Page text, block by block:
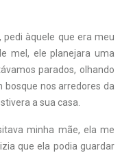
pedi àquele que era meu
mel, ele planejara uma
parados, olhando
nos arredores da
a sua casa.
minha mãe, ela me
que ela podia guardar